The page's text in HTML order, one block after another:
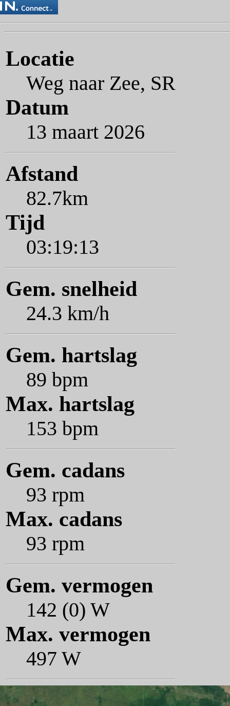
Locatie
Weg naar Zee, SR
Datum
13 maart 2026
Afstand
82.7km
Tijd
03:19:13
Gem. snelheid
24.3 km/h
Gem. hartslag
89 bpm
Max. hartslag
153 bpm
Gem. cadans
93 rpm
Max. cadans
93 rpm
Gem. vermogen
142 (0) W
Max. vermogen
497 W